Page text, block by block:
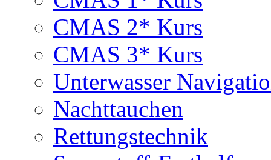
CMAS 2* Kurs
CMAS 3* Kurs
Unterwasser
Nachttauchen
Rettungstechnik